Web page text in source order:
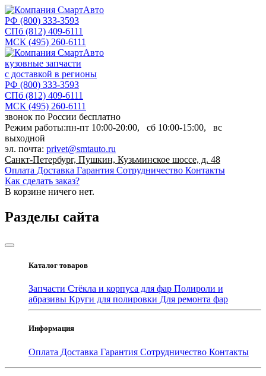
РФ (800) 333-3593
СПб (812) 409-6111
МСК (495) 260-6111
кузовные запчасти
с доставкой в регионы
РФ (800) 333-3593
СПб (812) 409-6111
МСК (495) 260-6111
звонок по России бесплатно
Режим работы:пн-пт 10:00-20:00, сб 10:00-15:00, вс
выходной
эл. почта: privet@smtauto.ru
Санкт-Петербург, Пушкин, Кузьминское шоссе, д. 48
Оплата Доставка Гарантия Сотрудничество Контакты
Как сделать заказ?
В корзине ничего нет.
Разделы сайта
Каталог товаров
Запчасти Стёкла и корпуса для фар Полироли и
абразивы Круги для полировки Для ремонта фар
Информация
Оплата Доставка Гарантия Сотрудничество Контакты